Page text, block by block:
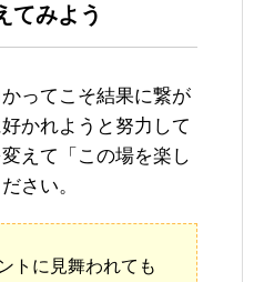
てみよう
ってこそ結果に繋が
かれようと努力して
えて「この場を楽し
さい。
トに見舞われても